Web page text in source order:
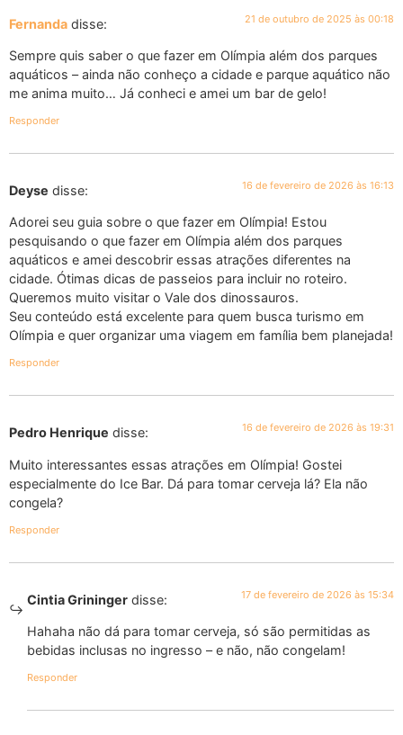
Fernanda disse: 21 de outubro de 2025 às 00:18
Sempre quis saber o que fazer em Olímpia além dos parques
aquáticos – ainda não conheço a cidade e parque aquático não
me anima muito… Já conheci e amei um bar de gelo!
Responder
Deyse disse: 16 de fevereiro de 2026 às 16:13
Adorei seu guia sobre o que fazer em Olímpia! Estou
pesquisando o que fazer em Olímpia além dos parques
aquáticos e amei descobrir essas atrações diferentes na
cidade. Ótimas dicas de passeios para incluir no roteiro.
Queremos muito visitar o Vale dos dinossauros.
Seu conteúdo está excelente para quem busca turismo em
Olímpia e quer organizar uma viagem em família bem planejada!
Responder
Pedro Henrique disse: 16 de fevereiro de 2026 às 19:31
Muito interessantes essas atrações em Olímpia! Gostei
especialmente do Ice Bar. Dá para tomar cerveja lá? Ela não
congela?
Responder
Cintia Grininger disse: 17 de fevereiro de 2026 às 15:34
Hahaha não dá para tomar cerveja, só são permitidas as
bebidas inclusas no ingresso – e não, não congelam!
Responder